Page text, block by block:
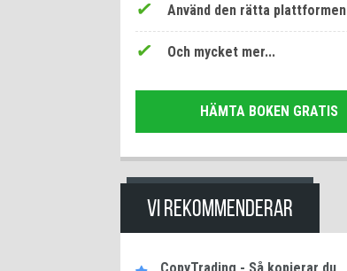
Använd den rätta plattformen
Och mycket mer...
HÄMTA BOKEN GRATIS
VI REKOMMENDERAR